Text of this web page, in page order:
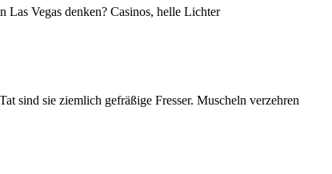
Las Vegas denken? Casinos, helle Lichter
sind sie ziemlich gefräßige Fresser. Muscheln verzehren